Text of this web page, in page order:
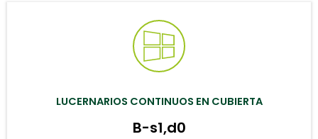
LUCERNARIOS CONTINUOS EN CUBIERTA
B-s1,d0